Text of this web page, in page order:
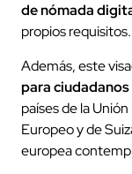
de nómada
propios requisitos.
Además, este
para
países de la
Europeo y de
europea